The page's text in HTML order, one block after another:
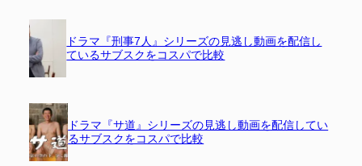
ドラマ『刑事7人』シリーズの見逃し動画を配信し
ているサブスクをコスパで比較
ドラマ『サ道』シリーズの見逃し動画を配信してい
るサブスクをコスパで比較